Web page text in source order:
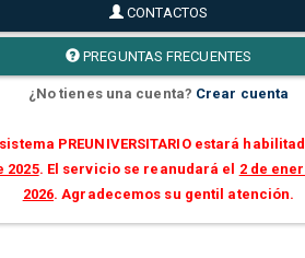
CONTACTOS
PREGUNTAS FRECUENTES
¿No tienes una cuenta? Crear cuenta
sistema PREUNIVERSITARIO estará
2025. El servicio se reanudará el 2 de
2026. Agradecemos su gentil atención.